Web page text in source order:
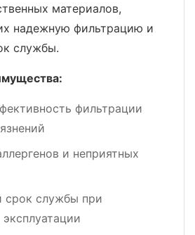
материалов,
надежную фильтрацию и
службы.
фильтрации
и неприятных
срок службы при